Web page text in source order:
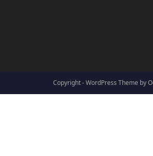
Copyright - WordPress Theme by